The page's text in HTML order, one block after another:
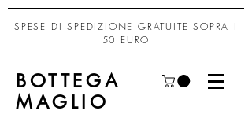
SPESE DI SPEDIZIONE GRATUITE SOPRA I
50 EURO
BOTTEGA
MAGLIO